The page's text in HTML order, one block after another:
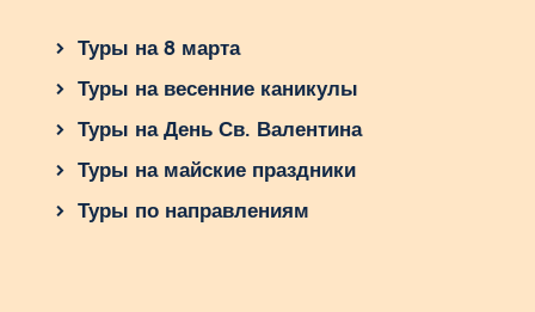
Туры на 8 марта
Туры на весенние каникулы
Туры на День Св. Валентина
Туры на майские праздники
Туры по направлениям